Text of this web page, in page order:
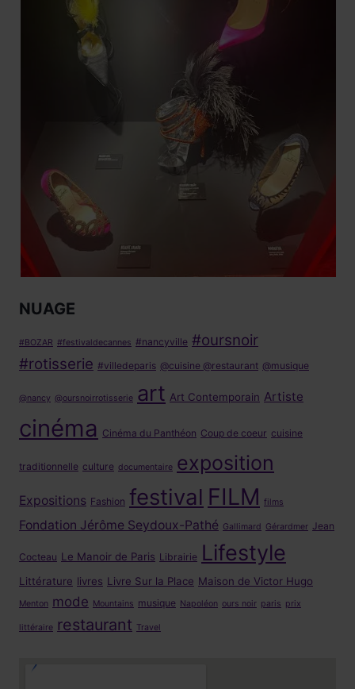
NUAGE
#BOZAR #festivaldecannes #nancyville #oursnoir
#rotisserie #villedeparis @cuisine @restaurant @musique
@nancy @oursnoirrotisserie art Art Contemporain Artiste
cinéma Cinéma du Panthéon Coup de coeur cuisine
traditionnelle culture documentaire exposition
Expositions Fashion festival FILM films
Fondation Jérôme Seydoux-Pathé Gallimard Gérardmer Jean
Cocteau Le Manoir de Paris Librairie Lifestyle
Littérature livres Livre Sur la Place Maison de Victor Hugo
Menton mode Mountains musique Napoléon ours noir paris prix
littéraire restaurant Travel